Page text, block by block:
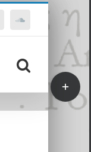
SoundCloud
Bascule
de
la